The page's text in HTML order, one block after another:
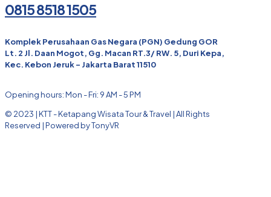
0815 8518 1505
Komplek Perusahaan Gas Negara (PGN) Gedung GOR
Lt. 2 Jl. Daan Mogot, Gg. Macan RT.3/ RW. 5, Duri Kepa,
Kec. Kebon Jeruk - Jakarta Barat 11510
Opening hours: Mon - Fri: 9 AM - 5 PM
© 2023 | KTT - Ketapang Wisata Tour & Travel | All Rights
Reserved | Powered by TonyVR